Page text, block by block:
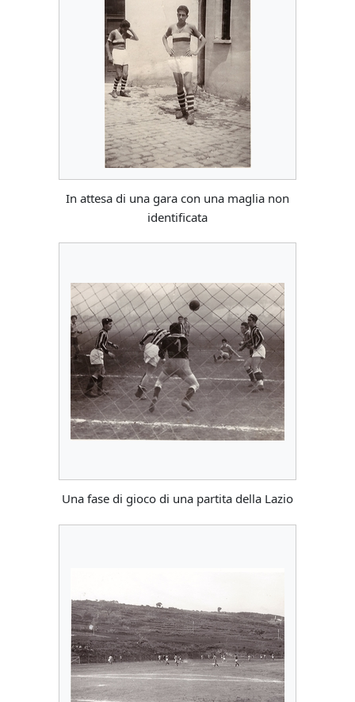
In attesa di una gara con una maglia non
identificata
Una fase di gioco di una partita della Lazio